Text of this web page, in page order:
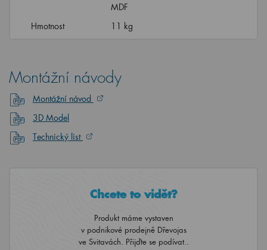
MDF
Hmotnost
11 kg
Montážní návody
Montážní návod
3D Model
Technický list
Chcete to vidět?
Produkt máme vystaven
v podnikové prodejně Dřevojas
ve Svitavách. Přijďte se podívat..